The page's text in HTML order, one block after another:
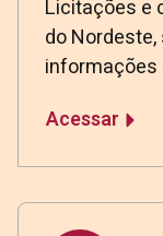
Licitações e
do
informações
Acessar